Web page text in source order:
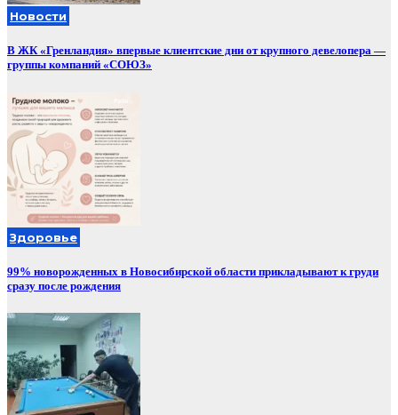
Новости
В ЖК «Гренландия» впервые клиентские дни от крупного девелопера —
группы компаний «СОЮЗ»
Здоровье
99% новорожденных в Новосибирской области прикладывают к груди
сразу после рождения